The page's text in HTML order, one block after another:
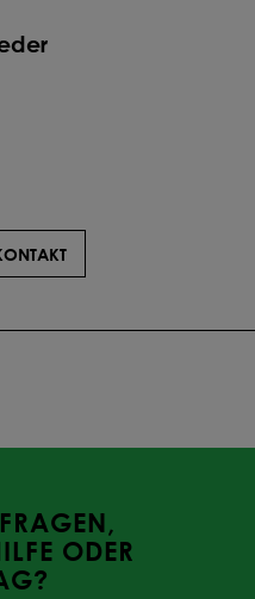
ODER